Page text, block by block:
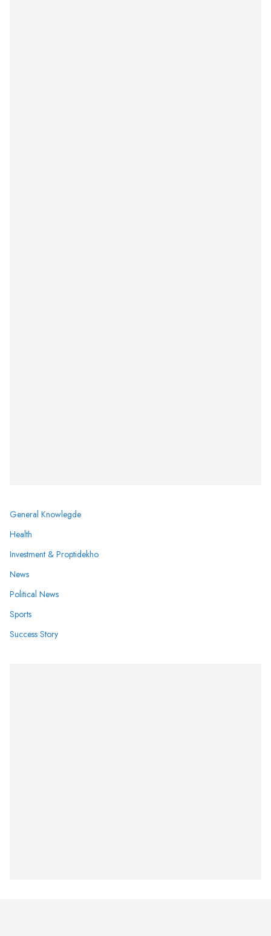
General Knowlegde
Health
Investment & Proptidekho
News
Political News
Sports
Success Story